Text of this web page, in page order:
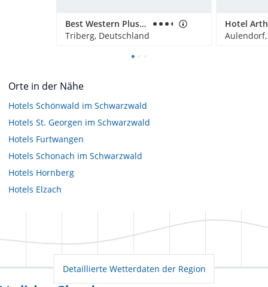
Best Western Plus Schwarzwald Residenz
Triberg, Deutschland
Hotel
Orte in der Nähe
Hotels Schönwald im Schwarzwald
Hotels St. Georgen im Schwarzwald
Hotels Furtwangen
Hotels Schonach im Schwarzwald
Hotels Hornberg
Hotels Elzach
Detaillierte Wetterdaten der Region